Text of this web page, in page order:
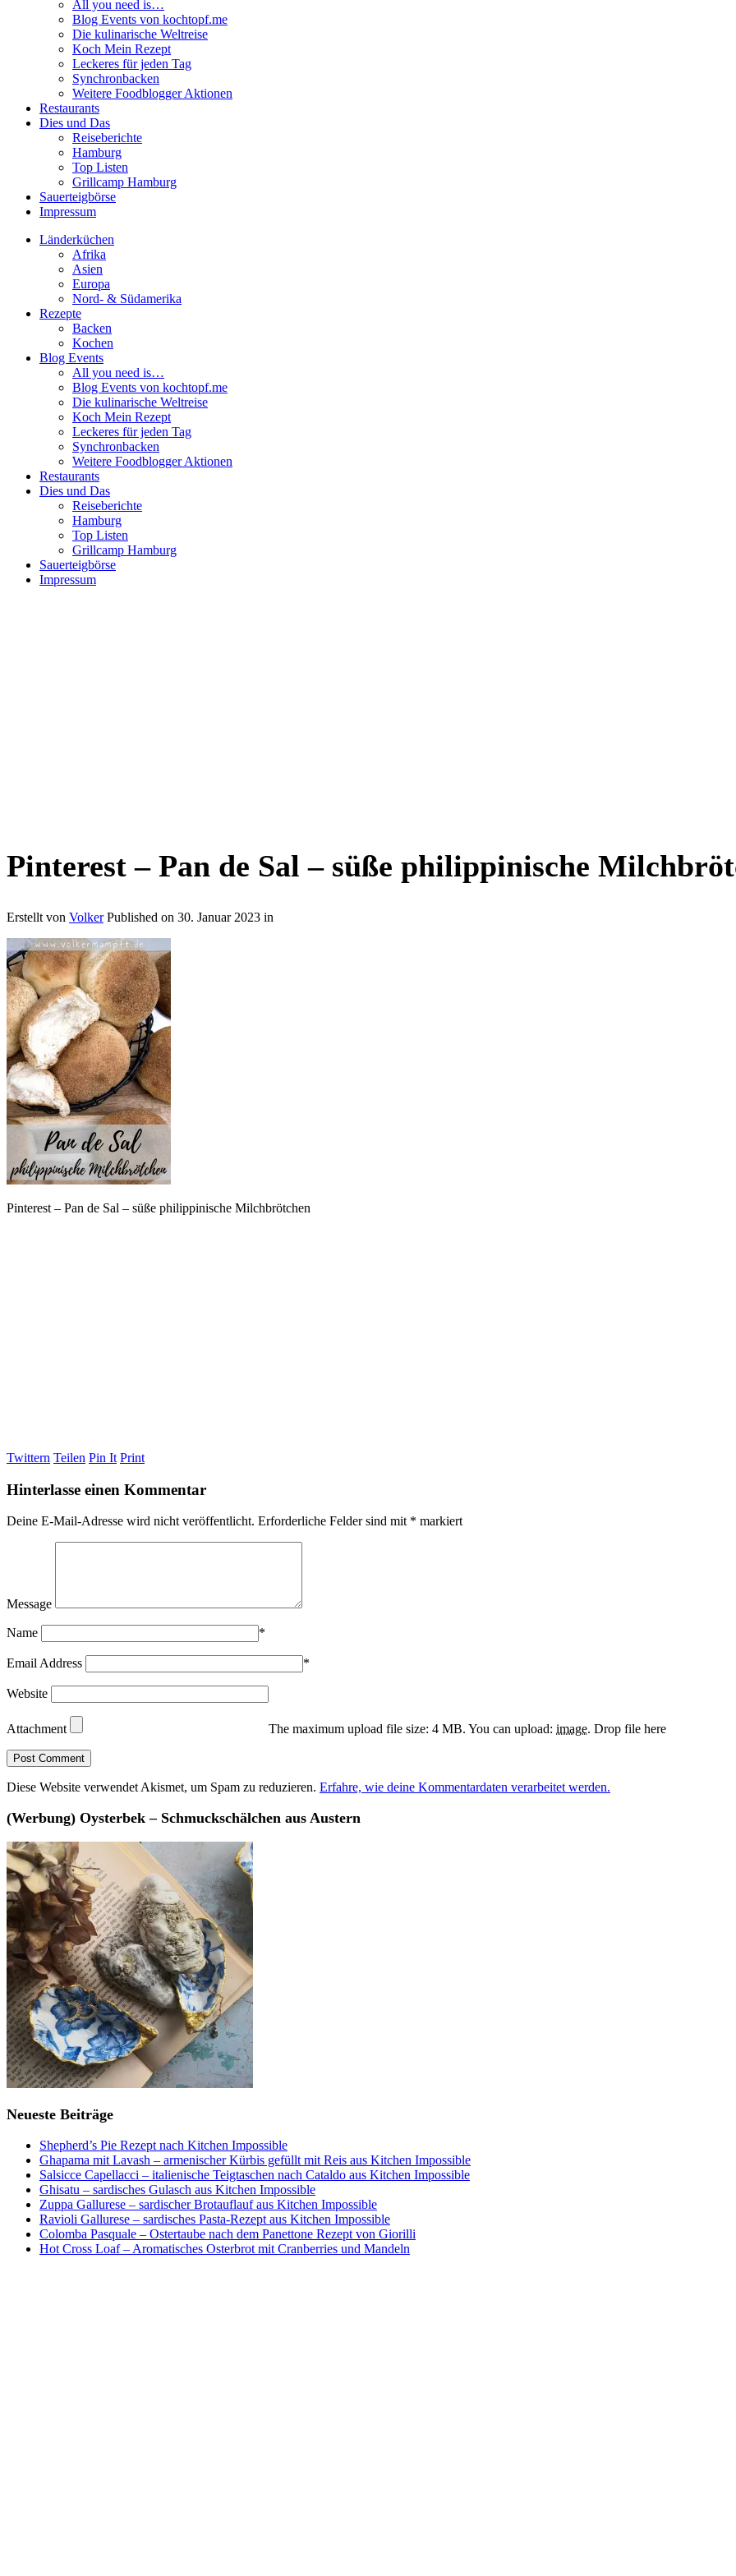
All you need is…
Blog Events von kochtopf.me
Die kulinarische Weltreise
Koch Mein Rezept
Leckeres für jeden Tag
Synchronbacken
Weitere Foodblogger Aktionen
Restaurants
Dies und Das
Reiseberichte
Hamburg
Top Listen
Grillcamp Hamburg
Sauerteigbörse
Impressum
Länderküchen
Afrika
Asien
Europa
Nord- & Südamerika
Rezepte
Backen
Kochen
Blog Events
All you need is…
Blog Events von kochtopf.me
Die kulinarische Weltreise
Koch Mein Rezept
Leckeres für jeden Tag
Synchronbacken
Weitere Foodblogger Aktionen
Restaurants
Dies und Das
Reiseberichte
Hamburg
Top Listen
Grillcamp Hamburg
Sauerteigbörse
Impressum
Pinterest – Pan de Sal – süße philippinische
Erstellt von Volker Published on 30. Januar 2023 in
Pinterest – Pan de Sal – süße philippinische Milchbrötchen
Twittern Teilen Pin It Print
Hinterlasse einen Kommentar
Deine E-Mail-Adresse wird nicht veröffentlicht. Erforderliche Felder sind mit * markiert
Message
Name *
Email Address *
Website
Attachment The maximum upload file size: 4 MB. You can upload: image. Drop file here
Diese Website verwendet Akismet, um Spam zu reduzieren. Erfahre, wie deine Kommentardaten verarbeitet werden.
(Werbung) Oysterbek – Schmuckschälchen aus Austern
Neueste Beiträge
Shepherd’s Pie Rezept nach Kitchen Impossible
Ghapama mit Lavash – armenischer Kürbis gefüllt mit Reis aus Kitchen Impossible
Salsicce Capellacci – italienische Teigtaschen nach Cataldo aus Kitchen Impossible
Ghisatu – sardisches Gulasch aus Kitchen Impossible
Zuppa Gallurese – sardischer Brotauflauf aus Kitchen Impossible
Ravioli Gallurese – sardisches Pasta-Rezept aus Kitchen Impossible
Colomba Pasquale – Ostertaube nach dem Panettone Rezept von Giorilli
Hot Cross Loaf – Aromatisches Osterbrot mit Cranberries und Mandeln